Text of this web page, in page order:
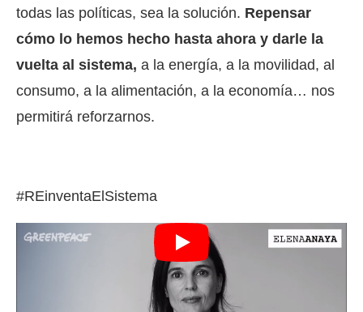
todas las políticas, sea la solución. Repensar
cómo lo hemos hecho hasta ahora y darle la
vuelta al sistema, a la energía, a la movilidad, al
consumo, a la alimentación, a la economía… nos
permitirá reforzarnos.
#REinventaElSistema